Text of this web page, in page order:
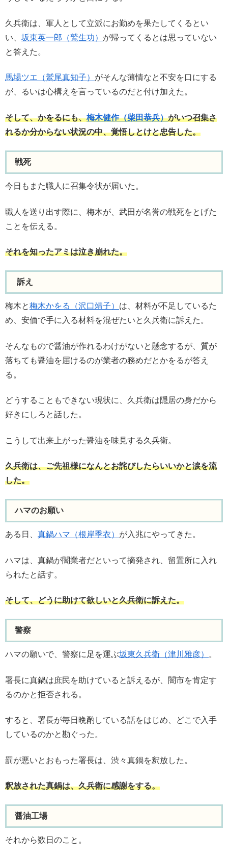
久兵衛は、軍人として立派にお勤めを果たしてくるとい
い、 坂東英一郎（鷲生功） が帰ってくるとは思っていない
と答えた。
馬場ツエ（鷲尾真知子） がそんな薄情なと不安を口にする
が、るいは心構えを言っているのだと付け加えた。
そして、かをるにも、梅木健作（柴田恭兵）がいつ召集さ
れるか分からない状況の中、覚悟しとけと忠告した。
戦死
今日もまた職人に召集令状が届いた。
職人を送り出す際に、梅木が、武田が名誉の戦死をとげた
ことを伝える。
それを知ったアミは泣き崩れた。
訴え
梅木と梅木かをる（沢口靖子） は、材料が不足しているた
め、安価で手に入る材料を混ぜたいと久兵衛に訴えた。
そんなもので醤油が作れるわけがないと懸念するが、質が
落ちても醤油を届けるのが業者の務めだとかをるが答え
る。
どうすることもできない現状に、久兵衛は隠居の身だから
好きにしろと話した。
こうして出来上がった醤油を味見する久兵衛。
久兵衛は、ご先祖様になんとお詫びしたらいいかと涙を流
した。
ハマのお願い
ある日、 真鍋ハマ（根岸季衣） が入兆にやってきた。
ハマは、真鍋が闇業者だといって摘発され、留置所に入れ
られたと話す。
そして、どうに助けて欲しいと久兵衛に訴えた。
警察
ハマの願いで、警察に足を運ぶ坂東久兵衛（津川雅彦） 。
署長に真鍋は庶民を助けていると訴えるが、闇市を肯定す
るのかと拒否される。
すると、署長が毎日晩酌している話をはじめ、どこで入手
しているのかと勘ぐった。
罰が悪いとおもった署長は、渋々真鍋を釈放した。
釈放された真鍋は、久兵衛に感謝をする。
醤油工場
それから数日のこと。